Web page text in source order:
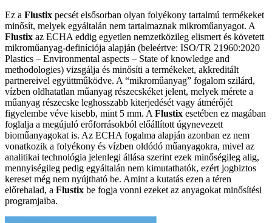
Ez a Flustix pecsét elsősorban olyan folyékony tartalmú termékeket
minősít, melyek egyáltalán nem tartalmaznak mikroműanyagot. A
Flustix az ECHA eddig egyetlen nemzetközileg elismert és követett
mikroműanyag-definíciója alapján (beleértve: ISO/TR 21960:2020
Plastics – Environmental aspects – State of knowledge and
methodologies) vizsgálja és minősíti a termékeket, akkreditált
partnereivel együttműködve. A “mikroműanyag” fogalom szilárd,
vízben oldhatatlan műanyag részecskéket jelent, melyek mérete a
műanyag részecske leghosszabb kiterjedését vagy átmérőjét
figyelembe véve kisebb, mint 5 mm. AFlustix esetében ez magában
foglalja a megújuló erőforrásokból előállított úgynevezett
bioműanyagokat is. Az ECHA fogalma alapján azonban ez nem
vonatkozik a folyékony és vízben oldódó műanyagokra, mivel az
analitikai technológia jelenlegi állása szerint ezek minőségileg alig,
mennyiségileg pedig egyáltalán nem kimutathatók, ezért jogbiztos
kereset még nem nyújtható be. Amint a kutatás ezen a téren
előrehalad, a Flustix be fogja vonni ezeket az anyagokat minősítési
programjaiba.